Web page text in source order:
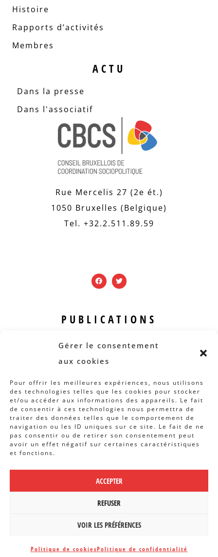
Gérer le consentement
aux cookies
Pour offrir les meilleures expériences, nous utilisons
des technologies telles que les cookies pour stocker
et/ou accéder aux informations des appareils. Le fait
de consentir à ces technologies nous permettra de
traiter des données telles que le comportement de
navigation ou les ID uniques sur ce site. Le fait de ne
pas consentir ou de retirer son consentement peut
avoir un effet négatif sur certaines caractéristiques
et fonctions.
ACCEPTER
REFUSER
VOIR LES PRÉFÉRENCES
Politique de cookiesPolitique de confidentialité
Histoire
Rapports d’activités
Membres
ACTU
Dans la presse
Dans l'associatif
Rue Mercelis 27 (2e ét.)
1050 Bruxelles (Belgique)
Tel. +32.2.511.89.59
PUBLICATIONS
Revue B.I.S.
Rapports et analyses
Articles
AUTRES INFOS
Actions
Concertation
Archives
POLITIQUE DE CONFIDENTIALITÉ|
CBCS ASBL | WEBDESIGN PAR
BANLIEUES ASBL